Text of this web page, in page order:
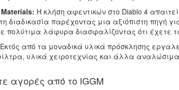
Η κλήση αφεντικών στο Diablo 4
διαδικασία παρέχοντας μια αξιόπιστη πηγή
πολύτιμα λάφυρα διασφαλίζοντας ότι έχετε
Εκτός από τα μοναδικά υλικά πρόσκλησης
υλικά χειροτεχνίας και άλλα αναλώσιμα
αγορές από το IGGM